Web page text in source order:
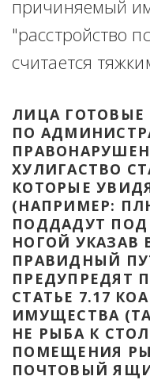
причиняемый
"расстройство
считается
ЛИЦА ГОТОВЫЕ
ПО
ХУЛИГАСТВО
КОТОРЫЕ
(НАПРИМЕР:
ПОДДАДУТ ПОД
НОГОЙ УКАЗАВ
ПРАВИДНЫЙ
ПРЕДУПРЕДЯТ
СТАТЬЕ 7.17
ИМУЩЕСТВА
НЕ РЫБА К
ПОМЕЩЕНИЯ
ПОЧТОВЫЙ